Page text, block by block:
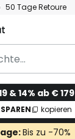
50 Tage Retoure
& 14% ab € 179
SPAREN kopieren
Bis zu -70%